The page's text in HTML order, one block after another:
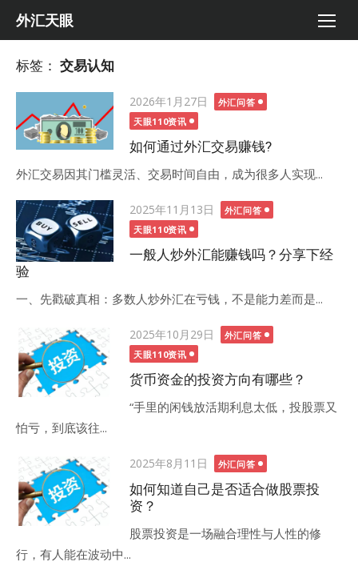
Skip
外汇天眼
标签： 交易认知
Posted
on
2026年1月27日
外汇问答
天眼110资讯
如何通过外汇交易赚钱?
外汇交易因其门槛灵活、交易时间自由，成为很多人实现...
Posted
on
2025年11月13日
外汇问答
天眼110资讯
一般人炒外汇能赚钱吗？分享下经
验
一、先戳破真相：多数人炒外汇在亏钱，不是能力差而是...
Posted
on
2025年10月29日
外汇问答
天眼110资讯
货币资金的投资方向有哪些？
“手里的闲钱放活期利息太低，投股票又
怕亏，到底该往...
Posted
on
2025年8月11日 外汇问答
如何知道自己是否适合做股票投
资？
股票投资是一场融合理性与人性的修
行，有人能在波动中...